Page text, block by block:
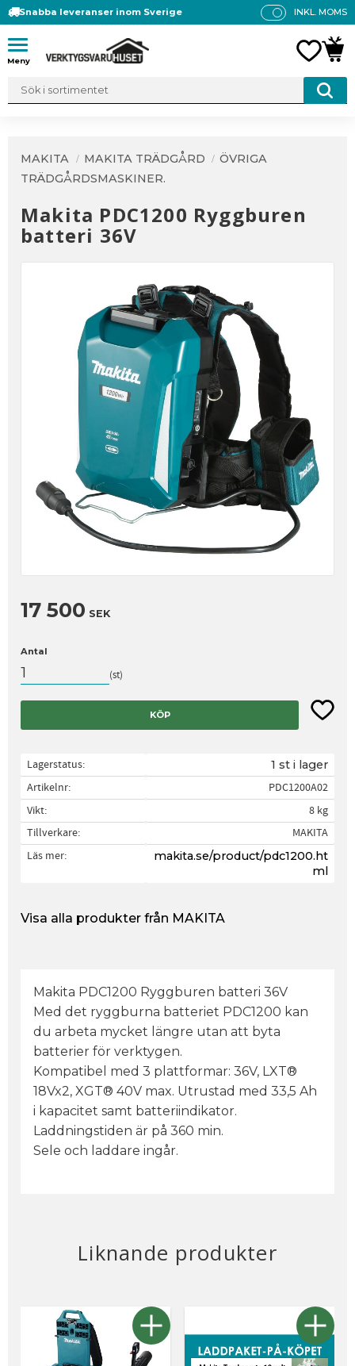
Meny
Snabba leveranser inom Sverige
P
A
INKL. MOMS
MAKITA MAKITA TRÄDGÅRD
ÖVRIGA
TRÄDGÅRDSMASKINER.
Makita PDC1200 Ryggburen
batteri 36V
17 500 SEK
Antal
st
KÖP Lägg
Lagerstatus 1 st i lager
Artikelnr
PDC1200A02
Vikt
8 kg
Tillverkare
MAKITA
Läs mer
makita.se/product/pdc1200.ht
ml
Visa alla produkter från MAKITA
Makita PDC1200 Ryggburen batteri 36V
Med det ryggburna batteriet PDC1200 kan
du arbeta mycket längre utan att byta
batterier för verktygen.
Kompatibel med 3 plattformar: 36V, LXT®
18Vx2, XGT® 40V max. Utrustad med 33,5 Ah
i kapacitet samt batteriindikator.
Laddningstiden är på 360 min.
Sele och laddare ingår.
Liknande produkter